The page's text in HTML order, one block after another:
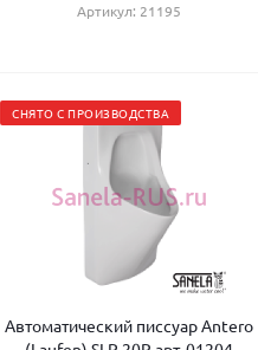
Артикул: 21195
СНЯТО С ПРОИЗВОДСТВА
Автоматический писсуар Antero